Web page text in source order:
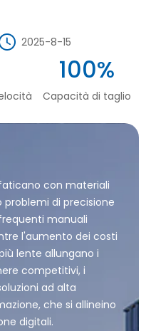
2025-8-15
100%
Capacità di taglio
con materiali
di precisione
manuali
l'aumento dei costi
lente allungano i
competitivi, i
ad alta
che si allineino
digitali.